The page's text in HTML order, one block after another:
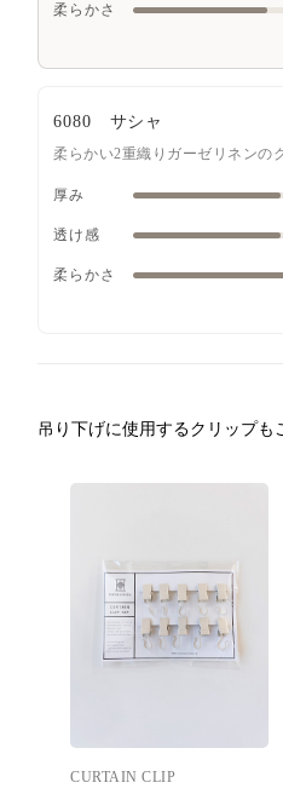
柔らかさ
6080 サシャ
柔らかい2重織りガーゼリネンの
厚み
透け感
柔らかさ
吊り下げに使用するクリップも
CURTAIN CLIP